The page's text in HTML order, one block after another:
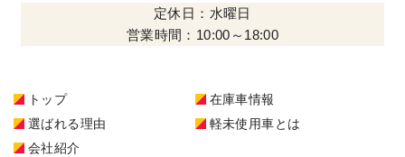
定休日：水曜日
営業時間：10:00～18:00
トップ
在庫車情報
選ばれる理由
軽未使用車とは
会社紹介